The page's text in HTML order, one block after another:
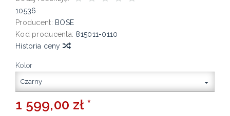
10536
Producent: BOSE
Kod producenta: 815011-0110
Historia ceny
Kolor
Czarny
1 599,00 zł *